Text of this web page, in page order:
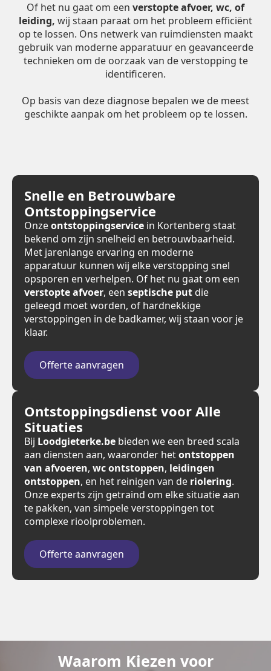
Of het nu gaat om een verstopte afvoer, wc, of
leiding, wij staan paraat om het probleem efficiënt
op te lossen. Ons netwerk van ruimdiensten maakt
gebruik van moderne apparatuur en geavanceerde
technieken om de oorzaak van de verstopping te
identificeren.
Op basis van deze diagnose bepalen we de meest
geschikte aanpak om het probleem op te lossen.
Snelle en Betrouwbare
Ontstoppingservice
Onzeontstoppingservice in Kortenberg staat
bekend om zijn snelheid en betrouwbaarheid.
Met jarenlange ervaring en moderne
apparatuur kunnen wij elke verstopping snel
opsporen en verhelpen. Of het nu gaat om een
verstopte afvoer, een septische put die
geleegd moet worden, of hardnekkige
verstoppingen in de badkamer, wij staan voor je
klaar.
Offerte aanvragen
Ontstoppingsdienst voor Alle
Situaties
Bij Loodgieterke.be bieden we een breed scala
aan diensten aan, waaronder hetontstoppen
van afvoeren, wc ontstoppen, leidingen
ontstoppen, en het reinigen van de riolering.
Onze experts zijn getraind om elke situatie aan
te pakken, van simpele verstoppingen tot
complexe rioolproblemen.
Offerte aanvragen
Waarom Kiezen voor